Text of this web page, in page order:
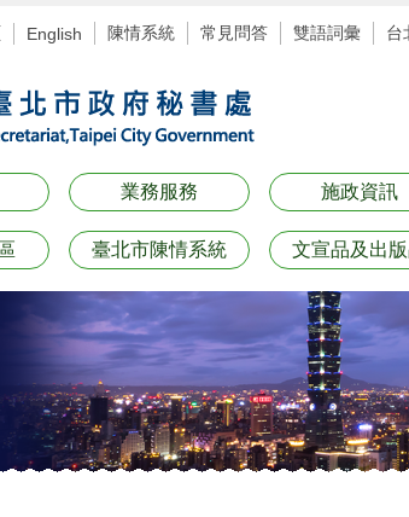
English 陳情系統 常見問答 雙語詞彙 台
業務服務 施政資訊
臺北市陳情系統 文宣品及出